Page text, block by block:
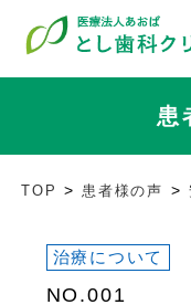
患
TOP 患者様の声
治療について
NO.001